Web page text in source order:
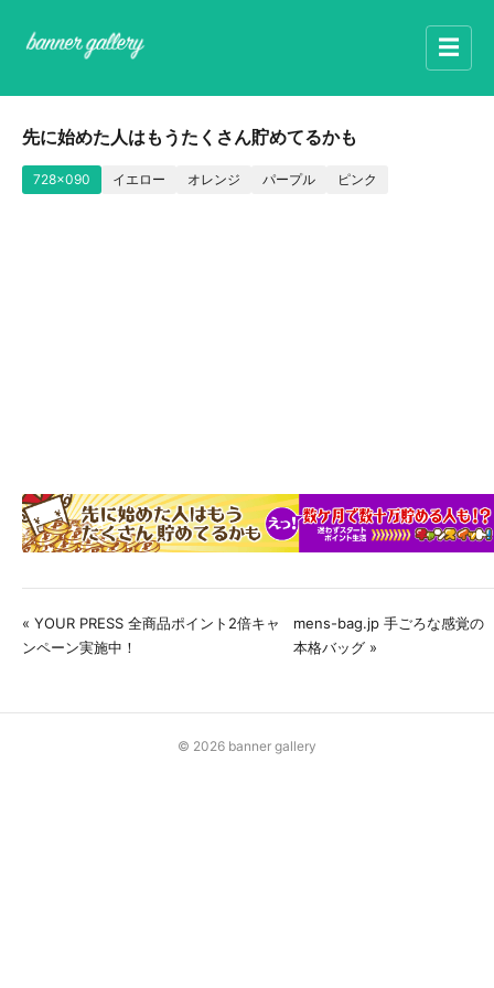
☰
先に始めた人はもうたくさん貯めてるかも
728x090 イエロー オレンジ パープル ピンク
« YOUR PRESS 全商品ポイント2倍キャ
ンペーン実施中！
mens-bag.jp 手ごろな感覚の
本格バッグ »
© 2026 banner gallery